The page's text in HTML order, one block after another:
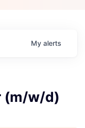
My alerts
(m/w/d)